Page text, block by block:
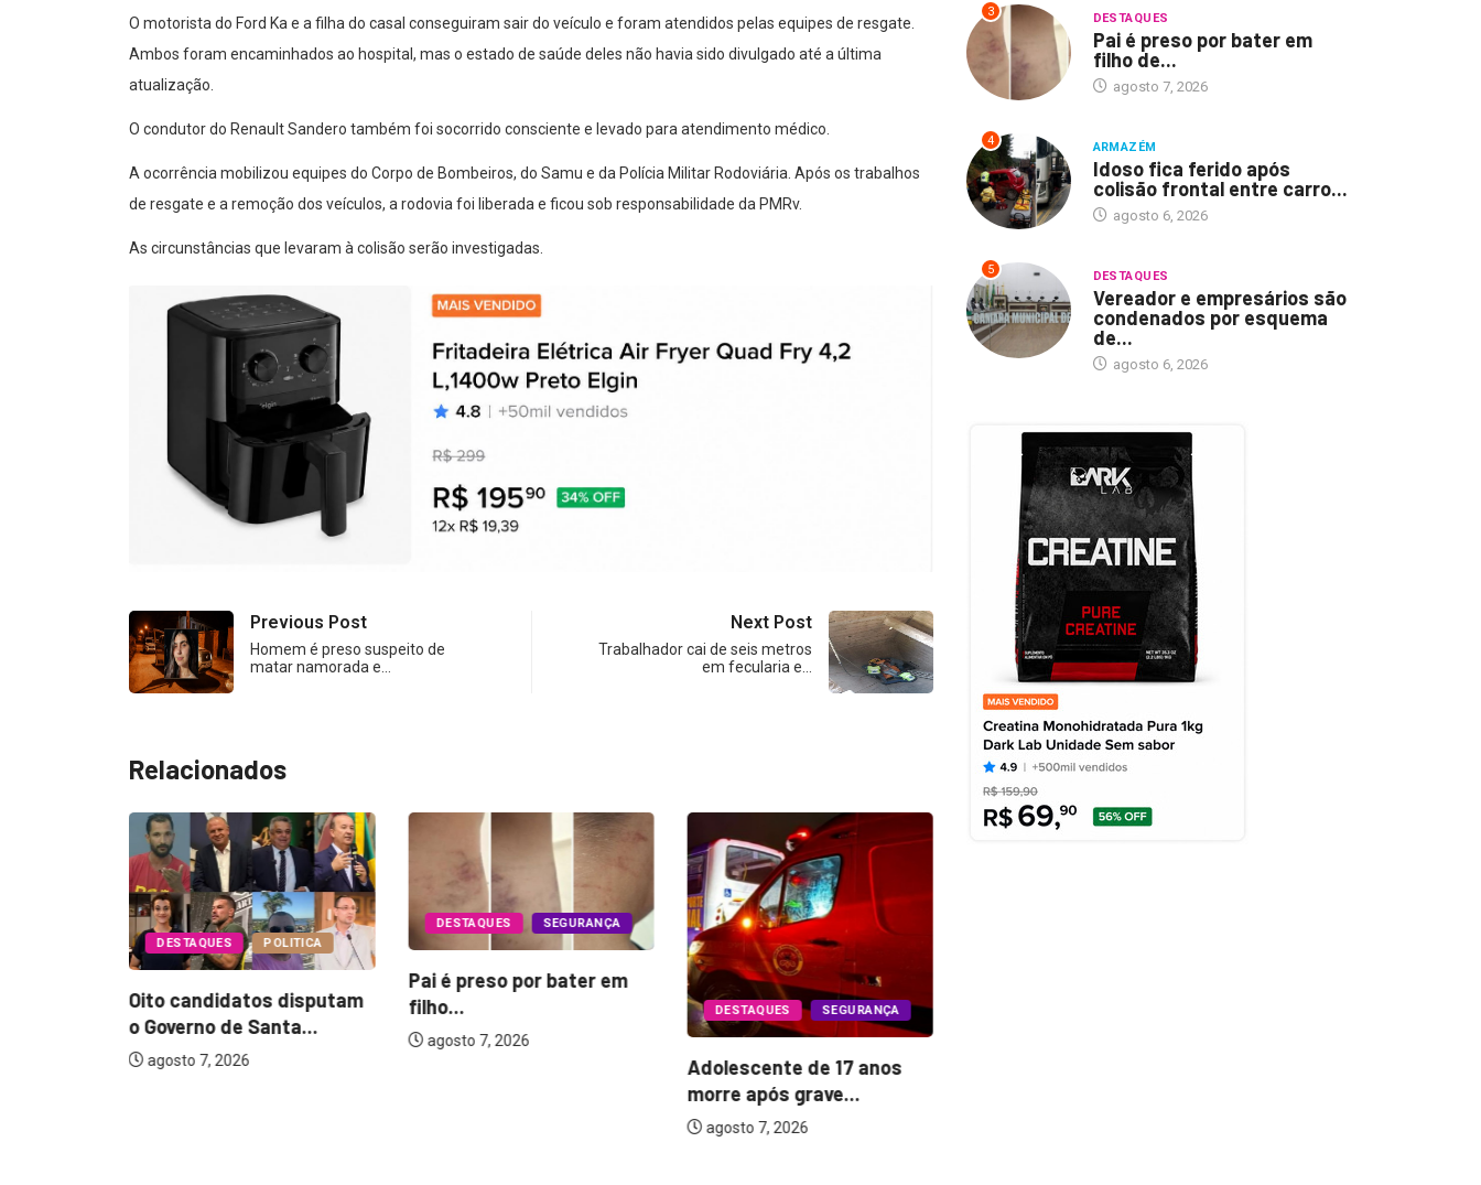
O motorista do Ford Ka e a filha do casal conseguiram sair do veículo e foram atendidos pelas equipes de resgate.
Ambos foram encaminhados ao hospital, mas o estado de saúde deles não havia sido divulgado até a última
atualização.
O condutor do Renault Sandero também foi socorrido consciente e levado para atendimento médico.
A ocorrência mobilizou equipes do Corpo de Bombeiros, do Samu e da Polícia Militar Rodoviária. Após os trabalhos
de resgate e a remoção dos veículos, a rodovia foi liberada e ficou sob responsabilidade da PMRv.
As circunstâncias que levaram à colisão serão investigadas.
Previous Post
Homem é preso suspeito de
matar namorada e…
Next Post
Trabalhador cai de seis metros
em fecularia e…
Relacionados
DESTAQUES POLITICA
Oito candidatos disputam
o Governo de Santa...
agosto 7, 2026
DESTAQUES SEGURANÇA
Pai é preso por bater em
filho...
agosto 7, 2026
DESTAQUES SEGURANÇA
Adolescente de 17 anos
morre após grave...
agosto 7, 2026
Oito candidatos disputam
o Governo de Santa...
3 DESTAQUES
Pai é preso por bater em
filho de...
agosto 7, 2026
4 ARMAZÉM
Idoso fica ferido após
colisão frontal entre carro...
agosto 6, 2026
5 DESTAQUES
Vereador e empresários são
condenados por esquema
de...
agosto 6, 2026